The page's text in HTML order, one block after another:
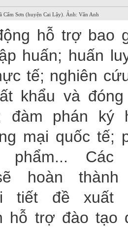
Cẩm Sơn (huyện Cai Lậy). Ảnh: Vân Anh
hỗ trợ bao
huấn; huấn
tế; nghiên
khẩu và
đàm phán ký
mại quốc tế;
phẩm... Các
hoàn
tiết đề xuất
hỗ trợ đào tạo